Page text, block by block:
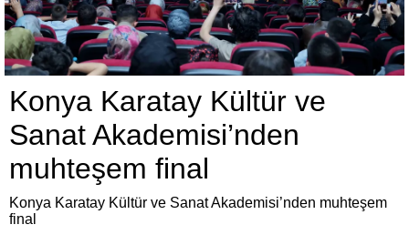
Konya Karatay Kültür ve
Sanat Akademisi’nden
muhteşem final
Konya Karatay Kültür ve Sanat Akademisi’nden muhteşem
final